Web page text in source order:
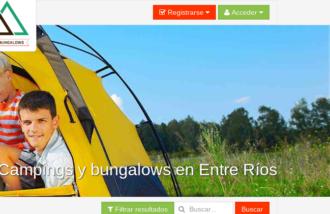
Registrarse Acceder
y bungalows en Entre Ríos
Filtrar resultados Buscar